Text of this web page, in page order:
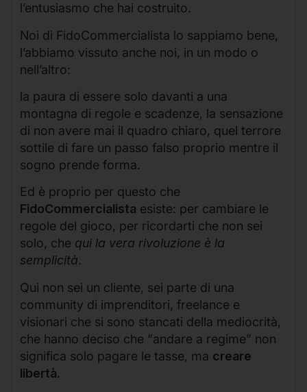
l’entusiasmo che hai costruito.
Noi di FidoCommercialista lo sappiamo bene,
l’abbiamo vissuto anche noi, in un modo o
nell’altro:
la paura di essere solo davanti a una
montagna di regole e scadenze, la sensazione
di non avere mai il quadro chiaro, quel terrore
sottile di fare un passo falso proprio mentre il
sogno prende forma.
Ed è proprio per questo che
FidoCommercialista esiste: per cambiare le
regole del gioco, per ricordarti che non sei
solo, che qui la vera rivoluzione è la
semplicità.
Qui non sei un cliente, sei parte di una
community di imprenditori, freelance e
visionari che si sono stancati della mediocrità,
che hanno deciso che “andare a regime” non
significa solo pagare le tasse, ma creare
libertà.